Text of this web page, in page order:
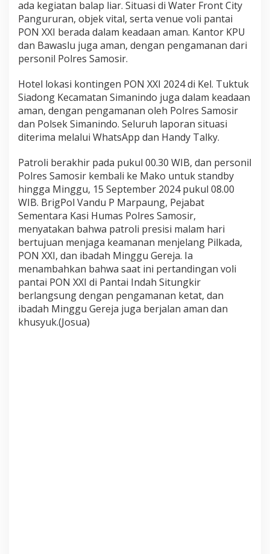
ada kegiatan balap liar. Situasi di Water Front City
Pangururan, objek vital, serta venue voli pantai
PON XXI berada dalam keadaan aman. Kantor KPU
dan Bawaslu juga aman, dengan pengamanan dari
personil Polres Samosir.
Hotel lokasi kontingen PON XXI 2024 di Kel. Tuktuk
Siadong Kecamatan Simanindo juga dalam keadaan
aman, dengan pengamanan oleh Polres Samosir
dan Polsek Simanindo. Seluruh laporan situasi
diterima melalui WhatsApp dan Handy Talky.
Patroli berakhir pada pukul 00.30 WIB, dan personil
Polres Samosir kembali ke Mako untuk standby
hingga Minggu, 15 September 2024 pukul 08.00
WIB. BrigPol Vandu P Marpaung, Pejabat
Sementara Kasi Humas Polres Samosir,
menyatakan bahwa patroli presisi malam hari
bertujuan menjaga keamanan menjelang Pilkada,
PON XXI, dan ibadah Minggu Gereja. Ia
menambahkan bahwa saat ini pertandingan voli
pantai PON XXI di Pantai Indah Situngkir
berlangsung dengan pengamanan ketat, dan
ibadah Minggu Gereja juga berjalan aman dan
khusyuk.(Josua)